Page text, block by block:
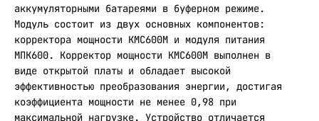
аккумуляторными батареями в буферном режиме.
Модуль состоит из двух основных компонентов:
корректора мощности КМС600М и модуля питания
МПК600. Корректор мощности КМС600М выполнен в
виде открытой платы и обладает высокой
эффективностью преобразования энергии, достигая
коэффициента мощности не менее 0,98 при
максимальной нагрузке. Устройство отличается